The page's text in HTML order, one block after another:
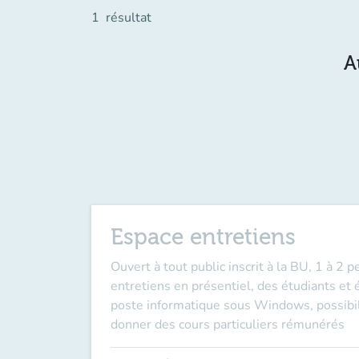
1 résultat
Espace entretiens
Ouvert à tout public inscrit à la BU, 1 à 2
entretiens en présentiel, des étudiants et
poste informatique sous Windows,
donner des cours particuliers rémunérés